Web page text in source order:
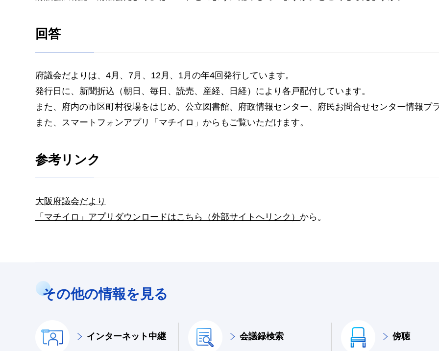
回答
府議会だよりは、4月、7月、12月、1月の年4回発行しています。
発行日に、新聞折込（朝日、毎日、読売、産経、日経）により各戸配付しています。
また、府内の市区町村役場をはじめ、公立図書館、府政情報センター、府民お問合せセンター情報プ
また、スマートフォンアプリ「マチイロ」からもご覧いただけます。
参考リンク
大阪府議会だより
「マチイロ」アプリダウンロードはこちら（外部サイトへリンク） から。
その他の情報を見る
インターネット中継 会議録検索 傍聴